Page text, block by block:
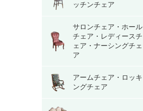
ッチンチェア
サロンチェア・ホール
チェア・レディースチ
ェア・ナーシングチェ
ア
アームチェア・ロッキ
ングチェア